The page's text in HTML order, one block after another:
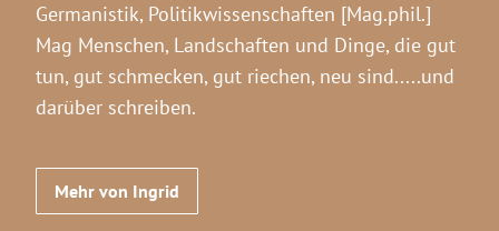
Germanistik, Politikwissenschaften [Mag.phil.]
Mag Menschen, Landschaften und Dinge, die gut
tun, gut schmecken, gut riechen, neu sind.....und
darüber schreiben.
Mehr von Ingrid